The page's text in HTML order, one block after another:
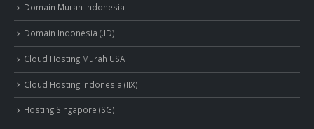
Domain Murah Indonesia
Domain Indonesia (.ID)
Cloud Hosting Murah USA
Cloud Hosting Indonesia (IIX)
Hosting Singapore (SG)